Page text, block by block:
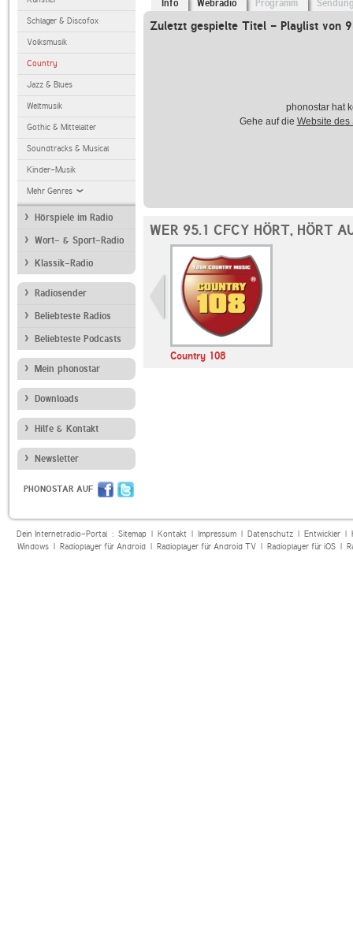
Schlager & Discofox
Volksmusik
Country
Jazz & Blues
Weltmusik
Gothic & Mittelalter
Soundtracks & Musical
Kinder-Musik
Mehr Genres
Hörspiele im Radio
Wort- & Sport-Radio
Klassik-Radio
Radiosender
Beliebteste Radios
Beliebteste Podcasts
Mein phonostar
Downloads
Hilfe & Kontakt
Newsletter
PHONOSTAR AUF
Info Webradio Programm
Zuletzt gespielte Titel - Playlist von
phonostar hat
Gehe auf die Website des
WER 95.1 CFCY HÖRT, HÖRT
Country 108
Dein Internetradio-Portal : Sitemap| Kontakt| Impressum| Datenschutz| Entwickler|
Windows| Radioplayer für Android| Radioplayer für Android TV| Radioplayer für iOS|